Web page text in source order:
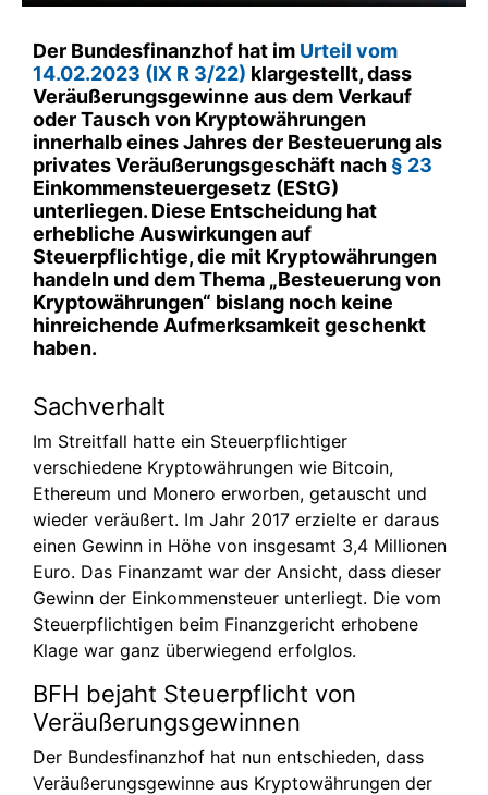
Der Bundesfinanzhof hat im Urteil vom
14.02.2023 (IX R 3/22) klargestellt, dass
Veräußerungsgewinne aus dem Verkauf
oder Tausch von Kryptowährungen
innerhalb eines Jahres der Besteuerung als
privates Veräußerungsgeschäft nach § 23
Einkommensteuergesetz (EStG)
unterliegen. Diese Entscheidung hat
erhebliche Auswirkungen auf
Steuerpflichtige, die mit Kryptowährungen
handeln und dem Thema „Besteuerung von
Kryptowährungen“ bislang noch keine
hinreichende Aufmerksamkeit geschenkt
haben.
Sachverhalt
Im Streitfall hatte ein Steuerpflichtiger
verschiedene Kryptowährungen wie Bitcoin,
Ethereum und Monero erworben, getauscht und
wieder veräußert. Im Jahr 2017 erzielte er daraus
einen Gewinn in Höhe von insgesamt 3,4 Millionen
Euro. Das Finanzamt war der Ansicht, dass dieser
Gewinn der Einkommensteuer unterliegt. Die vom
Steuerpflichtigen beim Finanzgericht erhobene
Klage war ganz überwiegend erfolglos.
BFH bejaht Steuerpflicht von
Veräußerungsgewinnen
Der Bundesfinanzhof hat nun entschieden, dass
Veräußerungsgewinne aus Kryptowährungen der